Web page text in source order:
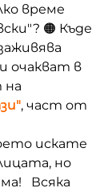
време
🟠 Къде
очакват в
на
, част от
искате
но
Всяка